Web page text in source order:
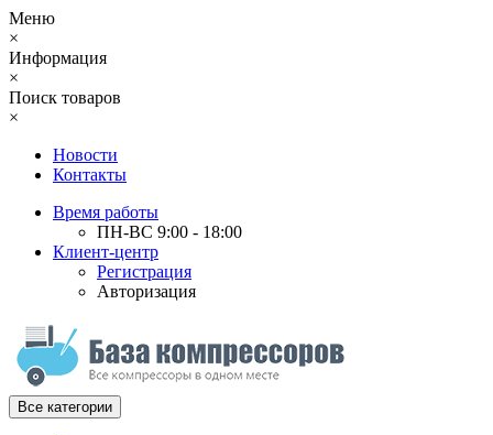
Меню
×
Информация
×
Поиск товаров
×
Новости
Контакты
Время работы
ПН-ВС 9:00 - 18:00
Клиент-центр
Регистрация
Авторизация
Все категории